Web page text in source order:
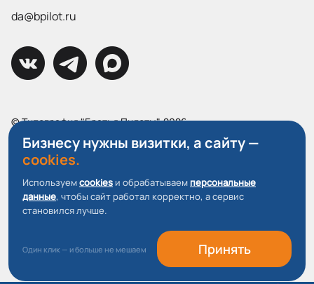
da@bpilot.ru
© Типография "Братья Пилоты", 2026
Все права защищены.
Политика конфиденциальности
Пользовательское соглашение
О файлах Cookie
Бизнесу нужны визитки, а сайту —
cookies.
Используемcookies и обрабатываем персональные
данные, чтобы сайт работал корректно, а сервис
становился лучше.
Один клик — и больше не мешаем Принять